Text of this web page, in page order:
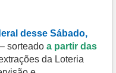
desse Sábado,
sorteadoa partir das
da Loteria